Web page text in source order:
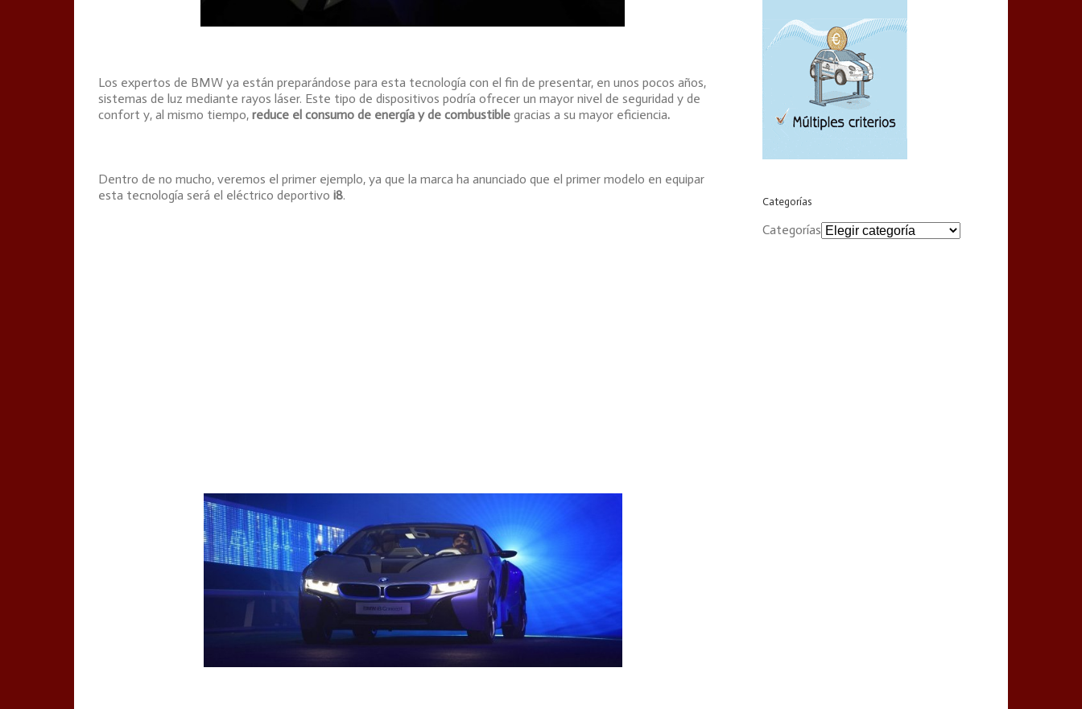
Los expertos de BMW ya están preparándose para esta tecnología con el fin de presentar, en unos pocos años,
sistemas de luz mediante rayos láser. Este tipo de dispositivos podría ofrecer un mayor nivel de seguridad y de
confort y, al mismo tiempo, reduce el consumo de energía y de combustible gracias a su mayor eficiencia.
Dentro de no mucho, veremos el primer ejemplo, ya que la marca ha anunciado que el primer modelo en equipar
esta tecnología será el eléctrico deportivo i8. Categorías
Categorías